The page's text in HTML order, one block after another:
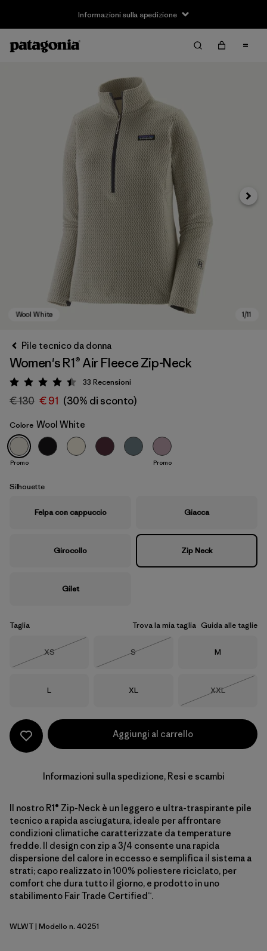
Informazioni sulla spedizione
Wool White
Avanti
Pile tecnico da donna
Women's R1® Air Fleece Zip-Neck
Valutazione: 4.4 / 5
33 Recensioni
€ 130 € 91 (30% di sconto)
Colore Wool White
Promo Promo
Silhouette
Felpa con cappuccio Giacca
Girocollo Zip Neck
Gilet
Taglia Trova la mia taglia Guida alle taglie
Taglia
XS
Taglia
S
Taglia
M
Taglia
L Taglia
XL Taglia
XXL
Aggiungi al carrello
Informazioni sulla spedizione, Resi e scambi
Il nostro R1® Zip-Neck è un leggero e ultra-traspirante pile
tecnico a rapida asciugatura, ideale per affrontare
condizioni climatiche caratterizzate da temperature
fredde. Il design con zip a 3/4 consente una rapida
dispersione del calore in eccesso e semplifica il sistema a
strati; capo realizzato in 100% poliestere riciclato, per
comfort che dura tutto il giorno, e prodotto in uno
stabilimento Fair Trade Certified™.
Wool White
WLWT| Modello n. 40251